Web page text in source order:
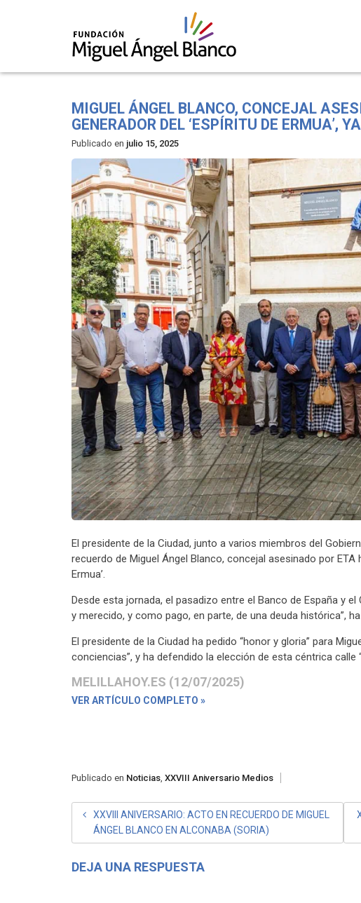
MIGUEL ÁNGEL BLANCO, CONCEJAL
GENERADOR DEL ‘ESPÍRITU DE ERMUA’,
Publicado en julio 15, 2025
El presidente de la Ciudad, junto a varios miembros del
recuerdo de Miguel Ángel Blanco, concejal asesinado por
Ermua’.
Desde esta jornada, el pasadizo entre el Banco de España y
y merecido, y como pago, en parte, de una deuda histórica”,
El presidente de la Ciudad ha pedido “honor y gloria” para
conciencias”, y ha defendido la elección de esta céntrica
MELILLAHOY.ES (12/07/2025)
VER ARTÍCULO COMPLETO »
Publicado en Noticias, XXVIII Aniversario Medios
NAVEGACIÓN
DE
ENTRADAS
XXVIII ANIVERSARIO: ACTO EN RECUERDO DE MIGUEL
ÁNGEL BLANCO EN ALCONABA (SORIA)
DEJA UNA RESPUESTA